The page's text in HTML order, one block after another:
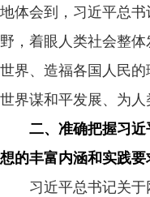
地体会到，习近平总
野，着眼人类社会整
世界、造福各国人民
世界谋和平发展、为人
二、准确把握习
想的丰富内涵和实践要
习近平总书记关于